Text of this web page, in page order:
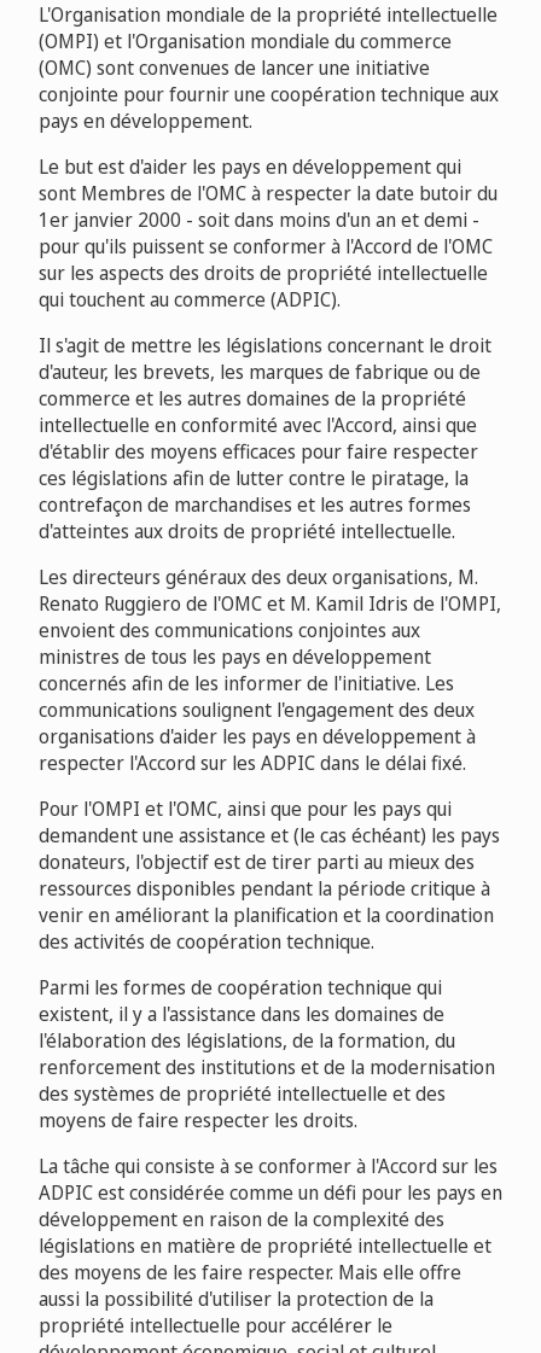
L'Organisation mondiale de la propriété intellectuelle
(OMPI) et l'Organisation mondiale du commerce
(OMC) sont convenues de lancer une initiative
conjointe pour fournir une coopération technique aux
pays en développement.
Le but est d'aider les pays en développement qui
sont Membres de l'OMC à respecter la date butoir du
1er janvier 2000 - soit dans moins d'un an et demi -
pour qu'ils puissent se conformer à l'Accord de l'OMC
sur les aspects des droits de propriété intellectuelle
qui touchent au commerce (ADPIC).
Il s'agit de mettre les législations concernant le droit
d'auteur, les brevets, les marques de fabrique ou de
commerce et les autres domaines de la propriété
intellectuelle en conformité avec l'Accord, ainsi que
d'établir des moyens efficaces pour faire respecter
ces législations afin de lutter contre le piratage, la
contrefaçon de marchandises et les autres formes
d'atteintes aux droits de propriété intellectuelle.
Les directeurs généraux des deux organisations, M.
Renato Ruggiero de l'OMC et M. Kamil Idris de l'OMPI,
envoient des communications conjointes aux
ministres de tous les pays en développement
concernés afin de les informer de l'initiative. Les
communications soulignent l'engagement des deux
organisations d'aider les pays en développement à
respecter l'Accord sur les ADPIC dans le délai fixé.
Pour l'OMPI et l'OMC, ainsi que pour les pays qui
demandent une assistance et (le cas échéant) les pays
donateurs, l'objectif est de tirer parti au mieux des
ressources disponibles pendant la période critique à
venir en améliorant la planification et la coordination
des activités de coopération technique.
Parmi les formes de coopération technique qui
existent, il y a l'assistance dans les domaines de
l'élaboration des législations, de la formation, du
renforcement des institutions et de la modernisation
des systèmes de propriété intellectuelle et des
moyens de faire respecter les droits.
La tâche qui consiste à se conformer à l'Accord sur les
ADPIC est considérée comme un défi pour les pays en
développement en raison de la complexité des
législations en matière de propriété intellectuelle et
des moyens de les faire respecter. Mais elle offre
aussi la possibilité d'utiliser la protection de la
propriété intellectuelle pour accélérer le